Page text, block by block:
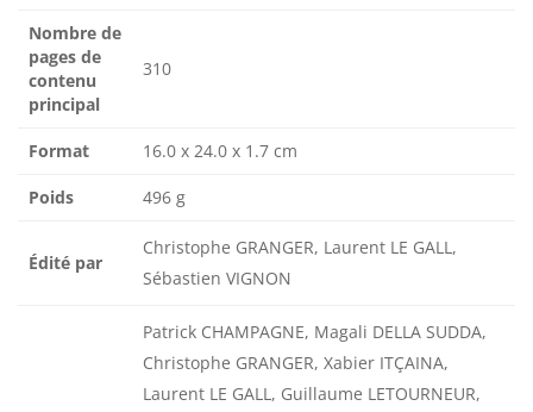
Nombre de
pages de
contenu
principal
310
Format 16.0 x 24.0 x 1.7 cm
Poids 496 g
Édité par
Christophe GRANGER, Laurent LE GALL,
Sébastien VIGNON
Patrick CHAMPAGNE, Magali DELLA SUDDA,
Christophe GRANGER, Xabier ITÇAINA,
Laurent LE GALL, Guillaume LETOURNEUR,